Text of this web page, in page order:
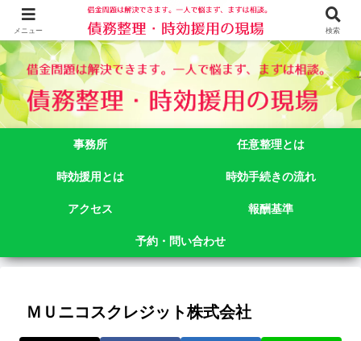
借金問題でお悩みなら司法書士法人御苑総合事務所にご相談下さい。 東京都
新宿区新宿二丁目５番１号アルテビル新宿４階 TEL:03-3356-3750
事務所 任意整理とは
時効援用とは 時効手続きの流れ
アクセス 報酬基準
予約・問い合わせ
ＭＵニコスクレジット株式会社
メニュー 検索